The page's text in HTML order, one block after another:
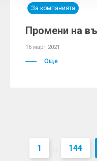
За компанията
Промени на
16 март 2021
Още
1 ... 144